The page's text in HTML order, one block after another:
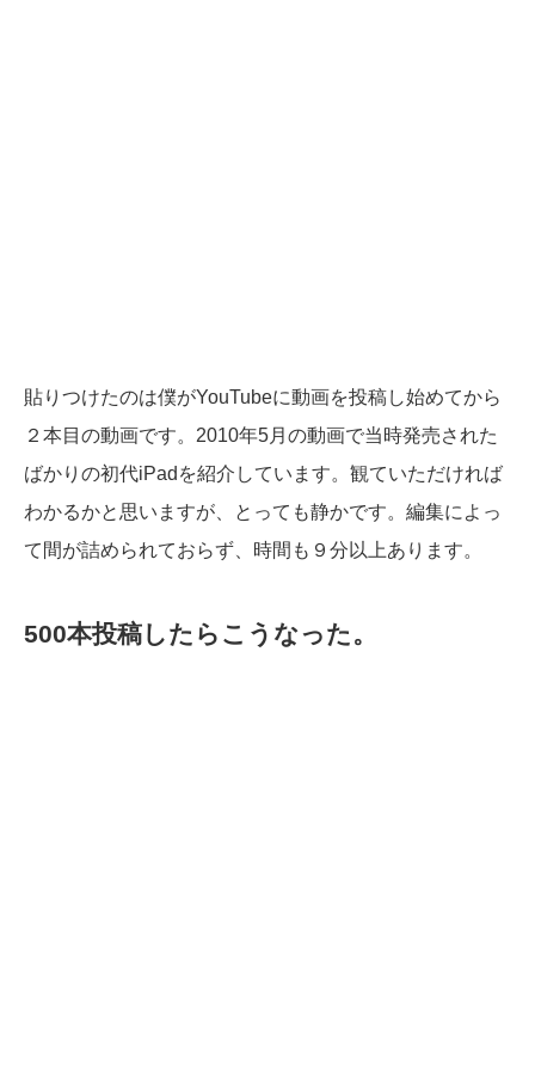
貼りつけたのは僕がYouTubeに動画を投稿し始めてから
２本目の動画です。2010年5月の動画で当時発売された
ばかりの初代iPadを紹介しています。観ていただければ
わかるかと思いますが、とっても静かです。編集によっ
て間が詰められておらず、時間も９分以上あります。
500本投稿したらこうなった。